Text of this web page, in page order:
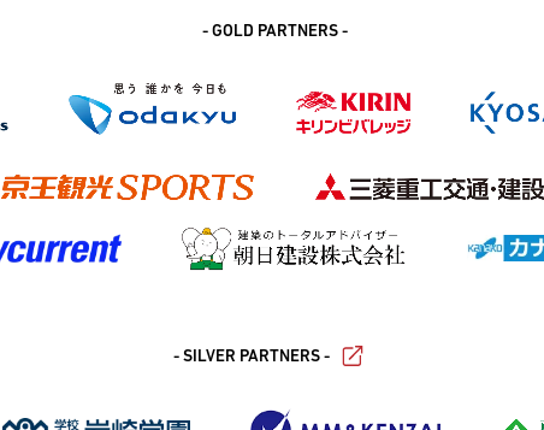
- GOLD PARTNERS -
- SILVER PARTNERS -